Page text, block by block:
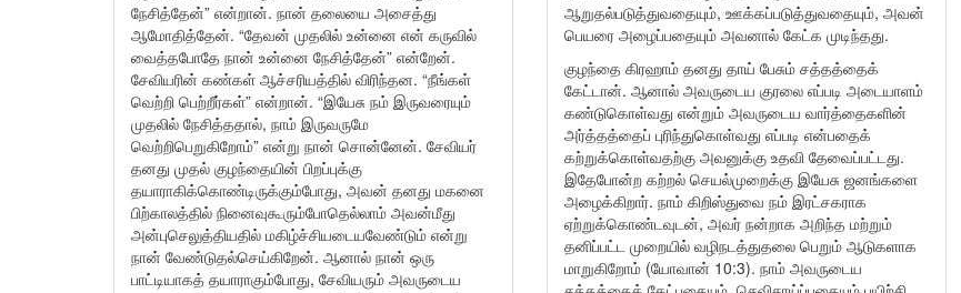
நேசித்தேன்” என்றான். நான் தலையை அசைத்து
ஆமோதித்தேன். “தேவன் முதலில் உன்னை என் கருவில்
வைத்தபோதே நான் உன்னை நேசித்தேன்” என்றேன்.
சேவியரின் கண்கள் ஆச்சரியத்தில் விரிந்தன. “நீங்கள்
வெற்றி பெற்றீர்கள்” என்றான். “இயேசு நம் இருவரையும்
முதலில் நேசித்ததால், நாம் இருவருமே
வெற்றிபெறுகிறோம்” என்று நான் சொன்னேன். சேவியர்
தனது முதல் குழந்தையின் பிறப்புக்கு
தயாராகிக்கொண்டிருக்கும்போது, அவன் தனது மகனை
பிற்காலத்தில் நினைவுகூரும்போதெல்லாம் அவன்மீது
அன்புசெலுத்தியதில் மகிழ்ச்சியடையவேண்டும் என்று
நான் வேண்டுதல்செய்கிறேன். ஆனால் நான் ஒரு
பாட்டியாகத் தயாராகும்போது, சேவியரும் அவருடைய
ஆறுதல்படுத்துவதையும், ஊக்கப்படுத்துவதையும், அவன்
பெயரை அழைப்பதையும் அவனால் கேட்க முடிந்தது.
குழந்தை கிரஹாம் தனது தாய் பேசும் சத்தத்தைக்
கேட்டான். ஆனால் அவருடைய குரலை எப்படி அடையாளம்
கண்டுகொள்வது என்றும் அவருடைய வார்த்தைகளின்
அர்த்தத்தைப் புரிந்துகொள்வது எப்படி என்பதைக்
கற்றுக்கொள்வதற்கு அவனுக்கு உதவி தேவைப்பட்டது.
இதேபோன்ற கற்றல் செயல்முறைக்கு இயேசு ஜனங்களை
அழைக்கிறார். நாம் கிறிஸ்துவை நம் இரட்சகராக
ஏற்றுக்கொண்டவுடன், அவர் நன்றாக அறிந்த மற்றும்
தனிப்பட்ட முறையில் வழிநடத்துதலை பெறும் ஆடுகளாக
மாறுகிறோம் (யோவான் 10:3). நாம் அவருடைய